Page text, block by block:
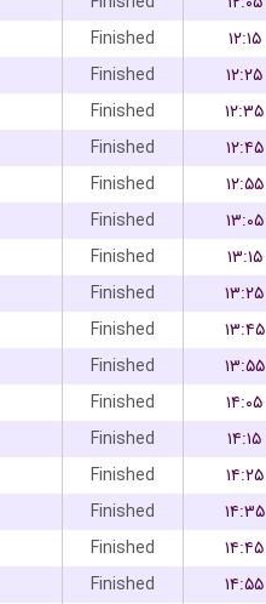
Finished
۱۲:۱۵
Finished
۱۲:۲۵
Finished
۱۲:۳۵
Finished
۱۲:۴۵
Finished
۱۲:۵۵
Finished
۱۳:۰۵
Finished
۱۳:۱۵
Finished
۱۳:۲۵
Finished
۱۳:۴۵
Finished
۱۳:۵۵
Finished
۱۴:۰۵
Finished
۱۴:۱۵
Finished
۱۴:۲۵
Finished
۱۴:۳۵
Finished
۱۴:۴۵
Finished ۱۴:۵۵